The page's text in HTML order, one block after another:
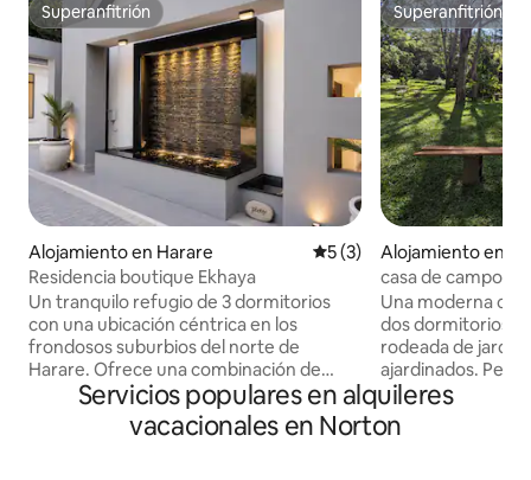
Superanfitrión
Superanfitrión
Alojamiento en Harare Calificación promedio: 5
5 (3)
Residencia boutique Ekhaya
Un tranquilo refugio de 3 dormitorios
con una ubicación céntrica en los
frondosos suburbios del norte de
Harare. Ofrece una combinación de
naturaleza y vida elegante con
hermosos cantos de pájaros. Escapada
tranquila al estilo del interior australiano
Superanfitrión
Superanfitrión
Alojamiento en
casa de campo
solar y piscina)
Una moderna
dos dormitorios
rodeada de
ajardinados.
tranquilo en
para un viaje en solitario. A
centro de
Servicios populares en alquileres
vacacionales en Norton